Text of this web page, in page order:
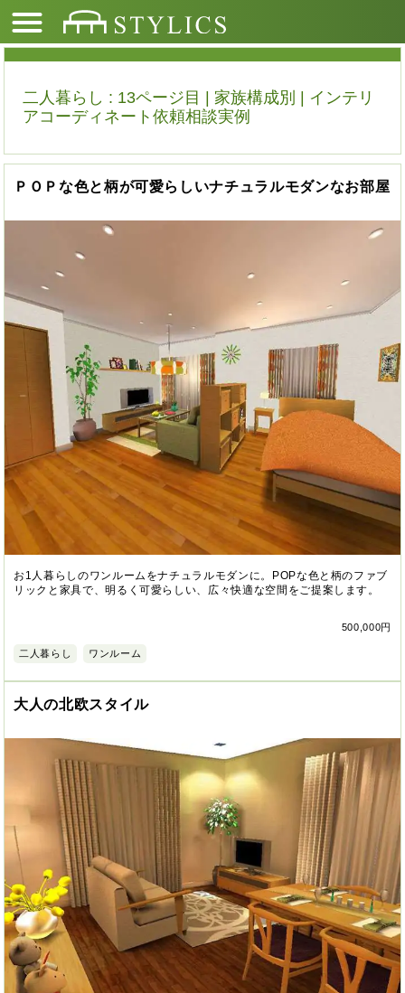
二人暮らし : 13ページ目 | 家族構成別 | インテリ
アコーディネート依頼相談実例
ＰＯＰな色と柄が可愛らしいナチュラルモダンなお部屋
お1人暮らしのワンルームをナチュラルモダンに。POPな色と柄のファブ
リックと家具で、明るく可愛らしい、広々快適な空間をご提案します。
500,000円
二人暮らし ワンルーム
大人の北欧スタイル